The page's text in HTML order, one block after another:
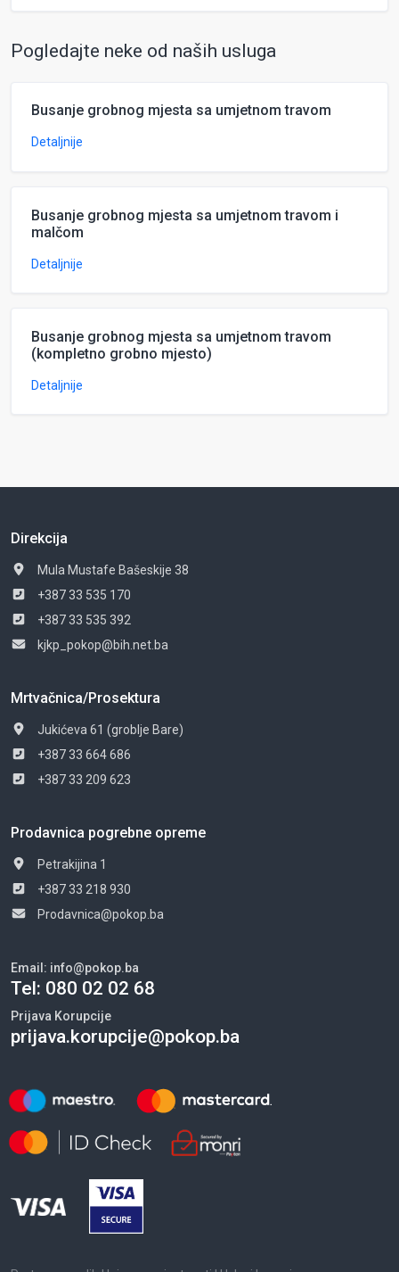
Pogledajte neke od naših usluga
Busanje grobnog mjesta sa umjetnom travom
Detaljnije
Busanje grobnog mjesta sa umjetnom travom i
malčom
Detaljnije
Busanje grobnog mjesta sa umjetnom travom
(kompletno grobno mjesto)
Detaljnije
Direkcija
Mula Mustafe Bašeskije 38
+387 33 535 170
+387 33 535 392
kjkp_pokop@bih.net.ba
Mrtvačnica/Prosektura
Jukićeva 61 (groblje Bare)
+387 33 664 686
+387 33 209 623
Prodavnica pogrebne opreme
Petrakijina 1
+387 33 218 930
Prodavnica@pokop.ba
Email: info@pokop.ba
Tel: 080 02 02 68
Prijava Korupcije
prijava.korupcije@pokop.ba